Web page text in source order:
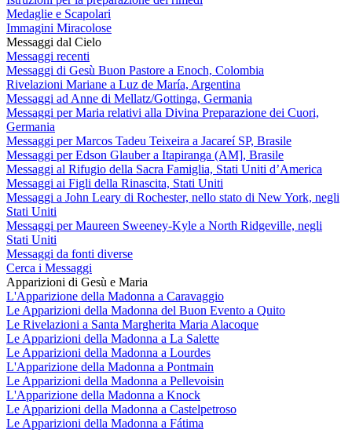
Medaglie e Scapolari
Immagini Miracolose
Messaggi dal Cielo
Messaggi recenti
Messaggi di Gesù Buon Pastore a Enoch, Colombia
Rivelazioni Mariane a Luz de María, Argentina
Messaggi ad Anne di Mellatz/Gottinga, Germania
Messaggi per Maria relativi alla Divina Preparazione dei Cuori,
Germania
Messaggi per Marcos Tadeu Teixeira a Jacareí SP, Brasile
Messaggi per Edson Glauber a Itapiranga (AM], Brasile
Messaggi al Rifugio della Sacra Famiglia, Stati Uniti d’America
Messaggi ai Figli della Rinascita, Stati Uniti
Messaggi a John Leary di Rochester, nello stato di New York, negli
Stati Uniti
Messaggi per Maureen Sweeney-Kyle a North Ridgeville, negli
Stati Uniti
Messaggi da fonti diverse
Cerca i Messaggi
Apparizioni di Gesù e Maria
L'Apparizione della Madonna a Caravaggio
Le Apparizioni della Madonna del Buon Evento a Quito
Le Rivelazioni a Santa Margherita Maria Alacoque
Le Apparizioni della Madonna a La Salette
Le Apparizioni della Madonna a Lourdes
L'Apparizione della Madonna a Pontmain
Le Apparizioni della Madonna a Pellevoisin
L'Apparizione della Madonna a Knock
Le Apparizioni della Madonna a Castelpetroso
Le Apparizioni della Madonna a Fátima